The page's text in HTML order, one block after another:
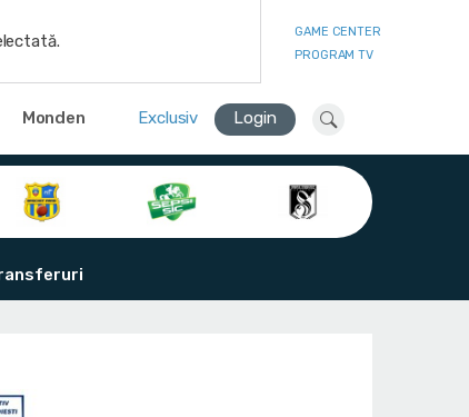
GAME CENTER
PROGRAM TV
Monden Exclusiv Login